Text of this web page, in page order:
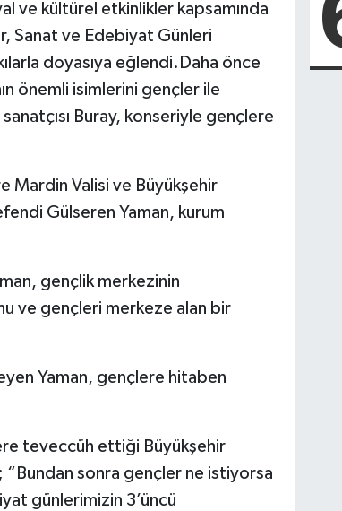
ve kültürel etkinlikler kapsamında
Sanat ve Edebiyat Günleri
doyasıya eğlendi.Daha önce
önemli isimlerini gençler ile
Buray, konseriyle gençlere
Mardin Valisi ve Büyükşehir
Gülseren Yaman, kurum
gençlik merkezinin
ve gençleri merkeze alan bir
Yaman, gençlere hitaben
teveccüh ettiği Büyükşehir
“Bundan sonra gençler ne istiyorsa
günlerimizin 3’üncü